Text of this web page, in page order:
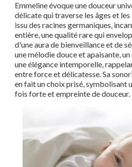
Emmeline évoque une douceur
délicate qui traverse les âges et
issu des racines germaniques,
entière, une qualité rare qui
d'une aura de bienveillance et de
une mélodie douce et apaisante,
une élégance intemporelle,
entre force et délicatesse. Sa
en fait un choix prisé, symbolisant
fois forte et empreinte de douceur.